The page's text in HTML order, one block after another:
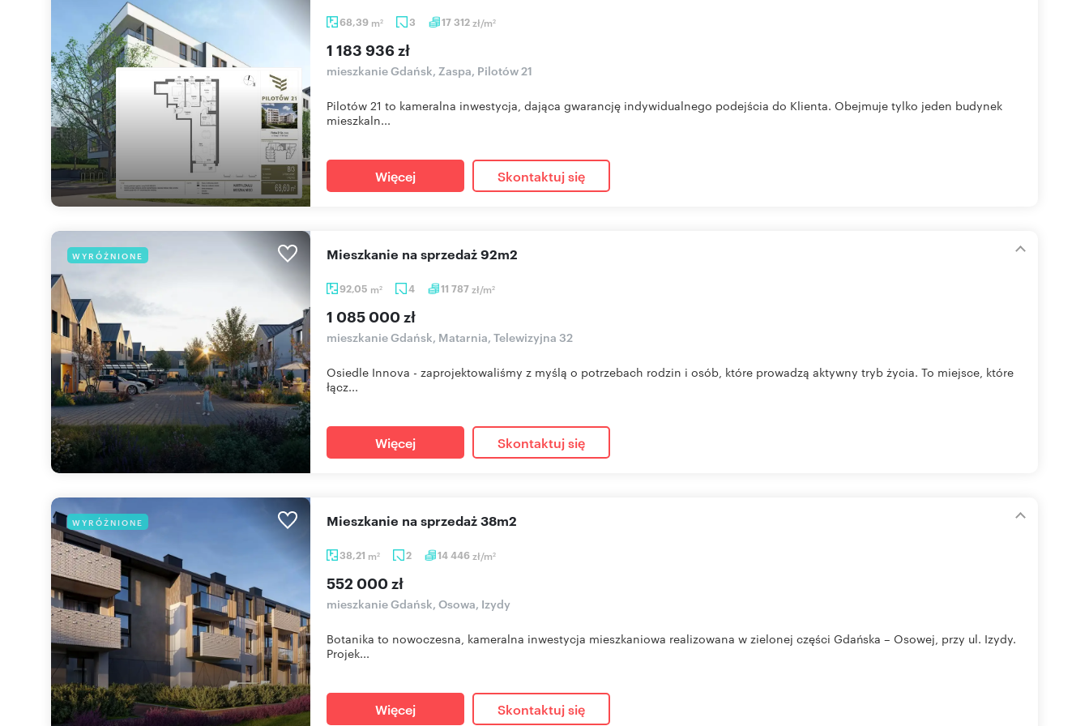
68,39 m2 3 17 312zł/m2
1 183 936 zł
mieszkanie Gdańsk, Zaspa, Pilotów 21
Pilotów 21 to kameralna inwestycja, dająca gwarancję indywidualnego podejścia do Klienta. Obejmuje tylko jeden budynek
mieszkaln...
Więcej Skontaktuj się
WYRÓŻNIONE
92,05 m2 4 11 787zł/m2
mieszkanie na sprzedaż 92m2
1 085 000 zł
mieszkanie Gdańsk, Matarnia, Telewizyjna 32
Osiedle Innova - zaprojektowaliśmy z myślą o potrzebach rodzin i osób, które prowadzą aktywny tryb życia. To miejsce, które
łącz...
Więcej Skontaktuj się
WYRÓŻNIONE
38,21 m2 2 14 446zł/m2
mieszkanie na sprzedaż 38m2
552 000 zł
mieszkanie Gdańsk, Osowa, Izydy
Botanika to nowoczesna, kameralna inwestycja mieszkaniowa realizowana w zielonej części Gdańska – Osowej, przy ul. Izydy.
Projek...
Więcej Skontaktuj się